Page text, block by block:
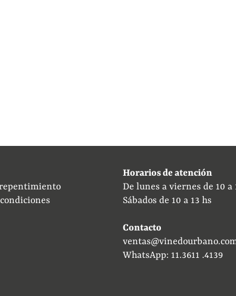
Horarios de atención
De lunes a viernes de 10 a
Sábados de 10 a 13 hs
Contacto
WhatsApp: 11.3611 .4139